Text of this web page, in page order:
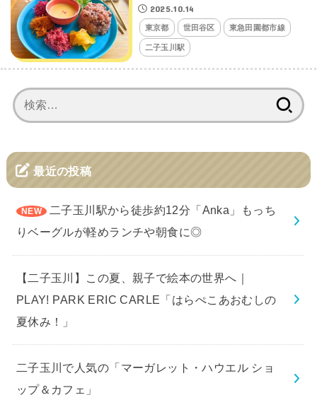
2025.10.14
東京都 世田谷区 東急田園都市線
二子玉川駅
索:
最近の投稿
二子玉川駅から徒歩約12分「Anka」もっち
りベーグルが軽めランチや朝食に◎
【二子玉川】この夏、親子で絵本の世界へ｜
PLAY! PARK ERIC CARLE「はらぺこあおむしの
夏休み！」
二子玉川で人気の「マーガレット・ハウエル ショ
ップ＆カフェ」